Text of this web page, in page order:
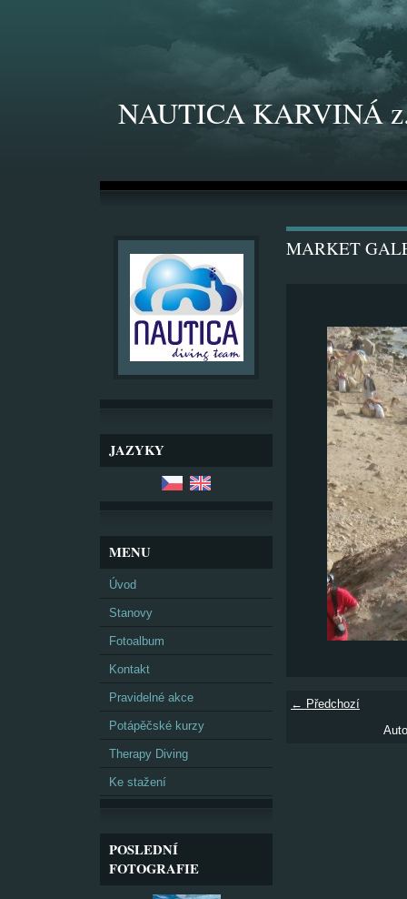
NAUTICA KARVINÁ
JAZYKY
MENU
Úvod
Stanovy
Fotoalbum
Kontakt
Pravidelné akce
Potápěčské kurzy
Therapy Diving
Ke stažení
POSLEDNÍ
FOTOGRAFIE
MARKET
← Předchozí